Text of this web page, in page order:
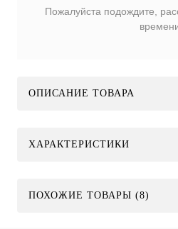
Пожалуйста подождите,
ОПИСАНИЕ ТОВАРА
ХАРАКТЕРИСТИКИ
ПОХОЖИЕ ТОВАРЫ (8)